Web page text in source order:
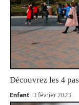
Découvrez les 4
Enfant 3 février 2023